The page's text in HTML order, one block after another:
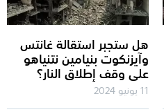
هل ستجبر استقالة غانتس
وآيزنكوت بنيامين نتنياهو
على وقف إطلاق النار؟
11 يونيو 2024